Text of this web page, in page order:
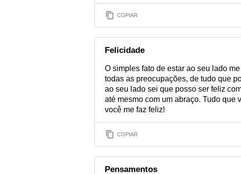
COPIAR
Felicidade
O simples fato de estar ao seu lado
todas as preocupações, de tudo que
ao seu lado sei que posso ser feliz
até mesmo com um abraço. Tudo que
você me faz feliz!
COPIAR
Pensamentos